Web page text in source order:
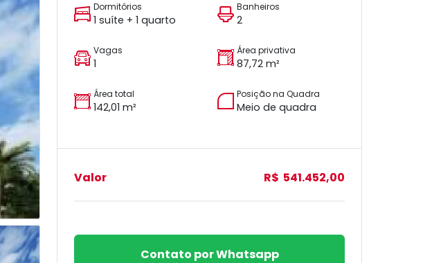
Dormitórios
1 suíte + 1 quarto
Banheiros
2
Vagas
1
Área privativa
87,72 m²
Área total
142,01 m²
Posição na Quadra
Meio de quadra
Valor R$ 541.452,00
Contato por Whatsapp